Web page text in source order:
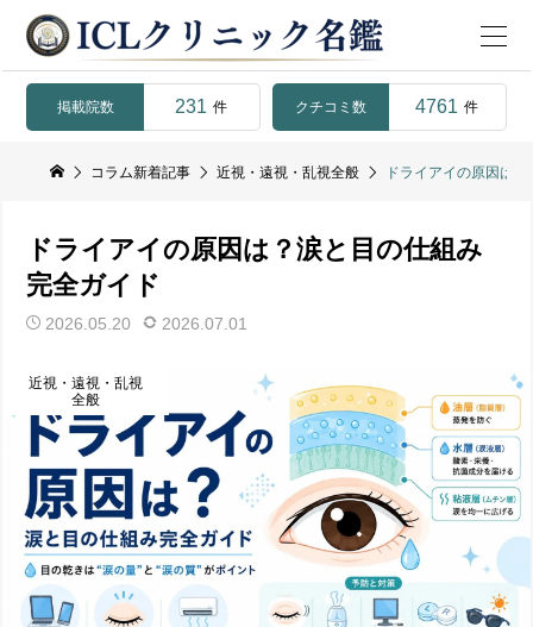
掲載院数 231 件 クチコミ数 4761 件
コラム新着記事 近視・遠視・乱視全般 ドライアイの原因は
ドライアイの原因は？涙と目の仕組み
完全ガイド
2026.05.20 2026.07.01
近視・遠視・乱視
全般